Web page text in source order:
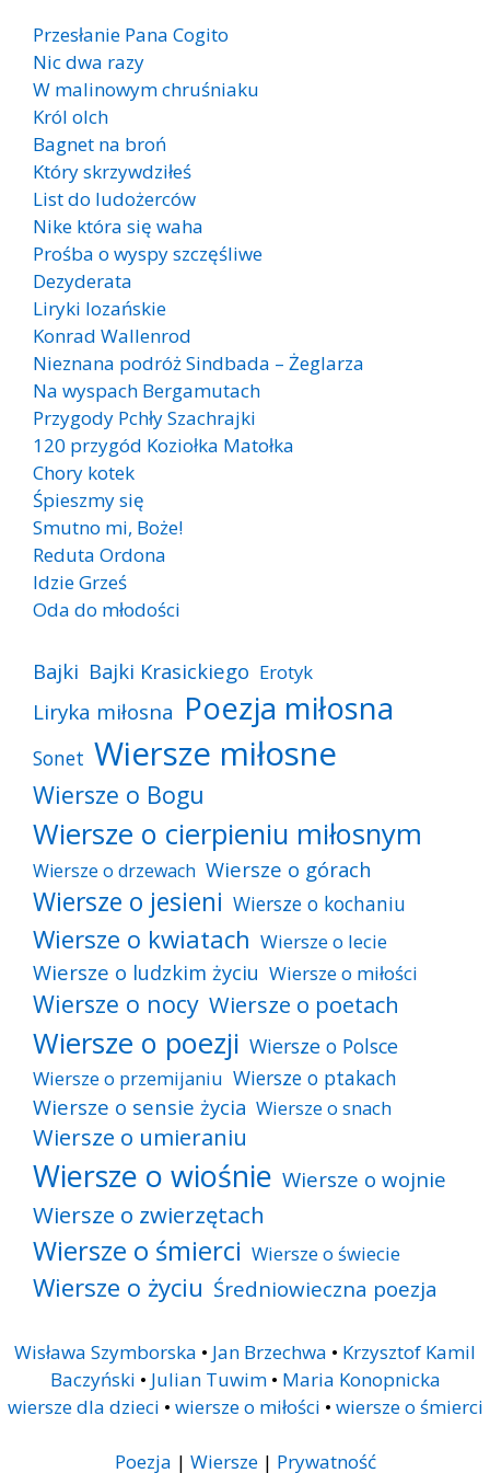
Przesłanie Pana Cogito
Nic dwa razy
W malinowym chruśniaku
Król olch
Bagnet na broń
Który skrzywdziłeś
List do ludożerców
Nike która się waha
Prośba o wyspy szczęśliwe
Dezyderata
Liryki lozańskie
Konrad Wallenrod
Nieznana podróż Sindbada – Żeglarza
Na wyspach Bergamutach
Przygody Pchły Szachrajki
120 przygód Koziołka Matołka
Chory kotek
Śpieszmy się
Smutno mi, Boże!
Reduta Ordona
Idzie Grześ
Oda do młodości
Bajki Bajki Krasickiego Erotyk
Liryka miłosna Poezja miłosna
Sonet Wiersze miłosne
Wiersze o Bogu
Wiersze o cierpieniu miłosnym
Wiersze o drzewach Wiersze o górach
Wiersze o jesieni Wiersze o kochaniu
Wiersze o kwiatach Wiersze o lecie
Wiersze o ludzkim życiu Wiersze o miłości
Wiersze o nocy Wiersze o poetach
Wiersze o poezji Wiersze o Polsce
Wiersze o przemijaniu Wiersze o ptakach
Wiersze o sensie życia Wiersze o snach
Wiersze o umieraniu
Wiersze o wiośnie Wiersze o wojnie
Wiersze o zwierzętach
Wiersze o śmierci Wiersze o świecie
Wiersze o życiu Średniowieczna poezja
Wisława Szymborska • Jan Brzechwa • Krzysztof Kamil
Baczyński • Julian Tuwim• Maria Konopnicka
wiersze dla dzieci • wiersze o miłości • wiersze o śmierci
Poezja | Wiersze| Prywatność